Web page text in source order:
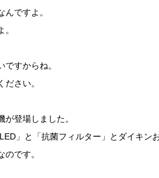
ですよ。
すからね。
さい。
登場しました。
」と「抗菌フィルター」とダイキン
です。